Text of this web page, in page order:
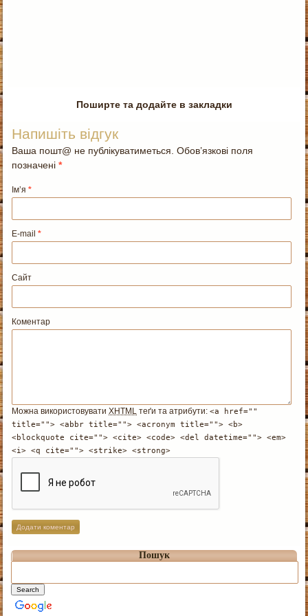
Поширте та додайте в закладки
Напишіть відгук
Ваша пошт@ не публікуватиметься. Обов’язкові поля
позначені*
Ім’я*
E-mail*
Сайт
Коментар
Можна використовуватиXHTML теґи та атрибути:<a href=""
title=""> <abbr title=""> <acronym title=""> <b>
<blockquote cite=""> <cite> <code> <del datetime=""> <em>
<i> <q cite=""> <strike> <strong>
Пошук